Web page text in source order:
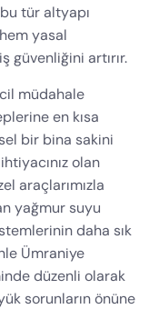
tür altyapı
yasal
güvenliğini artırır.
müdahale
en kısa
bir bina sakini
olan
araçlarımızla
yağmur suyu
daha sık
Ümraniye
düzenli olarak
sorunların önüne